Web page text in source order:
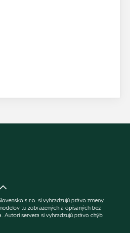
s.r.o. si vyhradzujú právo zmeny
tu zobrazených a opísaných bez
Autori servera si vyhradzujú právo chýb